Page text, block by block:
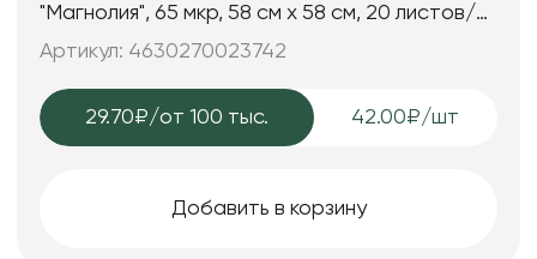
"Магнолия", 65 мкр, 58 см х 58 cм, 20 листов/
упак., розовый
Артикул: 4630270023742
29.70₽/от 100 тыс. 42.00₽/шт
Добавить в корзину